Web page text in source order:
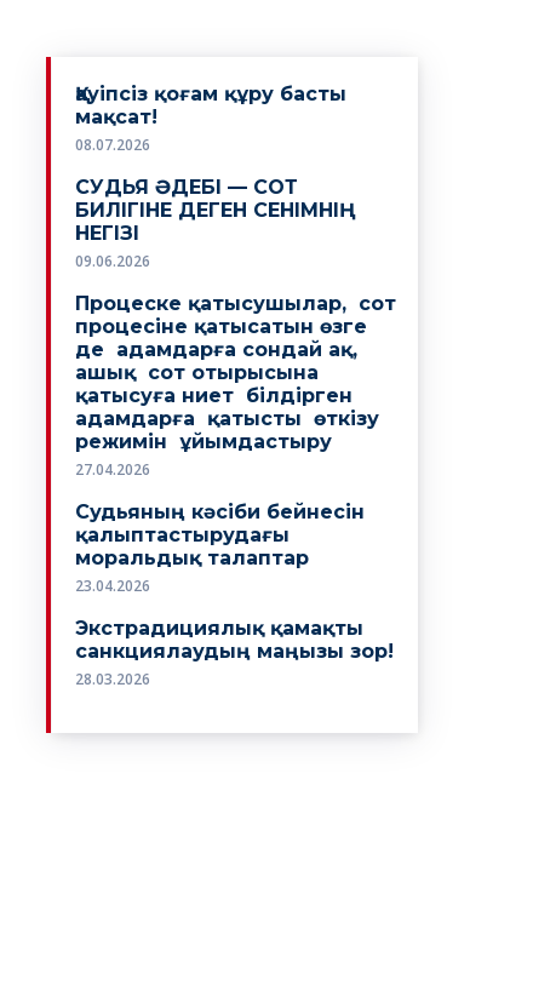
Қауіпсіз қоғам құру басты
мақсат!
08.07.2026
СУДЬЯ ӘДЕБІ — СОТ
БИЛІГІНЕ ДЕГЕН СЕНІМНІҢ
НЕГІЗІ
09.06.2026
Процеске қатысушылар, сот
процесіне қатысатын өзге
де адамдарға сондай ақ,
ашық сот отырысына
қатысуға ниет білдірген
адамдарға қатысты өткізу
режимін ұйымдастыру
27.04.2026
Судьяның кәсіби бейнесін
қалыптастырудағы
моральдық талаптар
23.04.2026
Экстрадициялық қамақты
санкциялаудың маңызы зор!
28.03.2026